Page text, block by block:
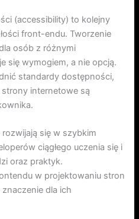
(accessibility) to kolejny
front-endu. Tworzenie
osób z różnymi
się wymogiem, a nie opcją.
standardy dostępności,
internetowe są
się w szybkim
ciągłego uczenia się i
oraz praktyk.
w projektowaniu stron
dla ich